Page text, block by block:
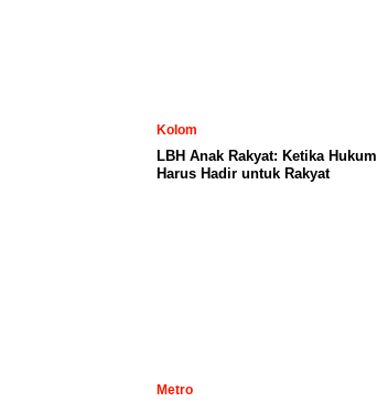
Kolom
LBH Anak Rakyat: Ketika Hukum
Harus Hadir untuk Rakyat
Metro